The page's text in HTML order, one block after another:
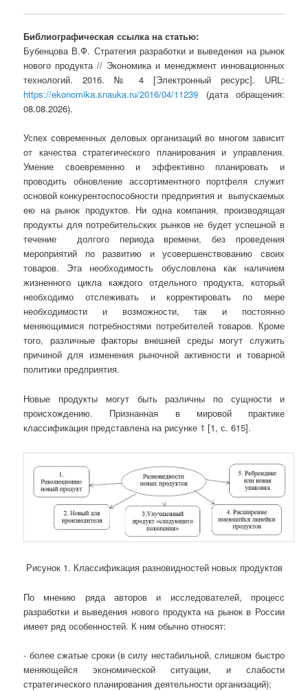
Библиографическая ссылка на статью:
Бубенцова В.Ф. Стратегия разработки и выведения на рынок
нового продукта // Экономика и менеджмент инновационных
технологий. 2016. № 4 [Электронный ресурс]. URL:
https://ekonomika.snauka.ru/2016/04/11239 (дата обращения:
08.08.2026).
Успех современных деловых организаций во многом зависит
от качества стратегического планирования и управления.
Умение своевременно и эффективно планировать и
проводить обновление ассортиментного портфеля служит
основой конкурентоспособности предприятия и выпускаемых
ею на рынок продуктов. Ни одна компания, производящая
продукты для потребительских рынков не будет успешной в
течение долгого периода времени, без проведения
мероприятий по развитию и усовершенствованию своих
товаров. Эта необходимость обусловлена как наличием
жизненного цикла каждого отдельного продукта, который
необходимо отслеживать и корректировать по мере
необходимости и возможности, так и постоянно
меняющимися потребностями потребителей товаров. Кроме
того, различные факторы внешней среды могут служить
причиной для изменения рыночной активности и товарной
политики предприятия.
Новые продукты могут быть различны по сущности и
происхождению. Признанная в мировой практике
классификация представлена на рисунке 1 [1, с. 615].
Рисунок 1. Классификация разновидностей новых продуктов
По мнению ряда авторов и исследователей, процесс
разработки и выведения нового продукта на рынок в России
имеет ряд особенностей. К ним обычно относят:
- более сжатые сроки (в силу нестабильной, слишком быстро
меняющейся экономической ситуации, и слабости
стратегического планирования деятельности организаций);